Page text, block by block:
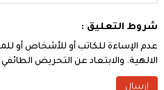
شروط التعليق :
عدم الإساءة للكاتب أو للأشخاص أو
الالهية. والابتعاد عن التحريض